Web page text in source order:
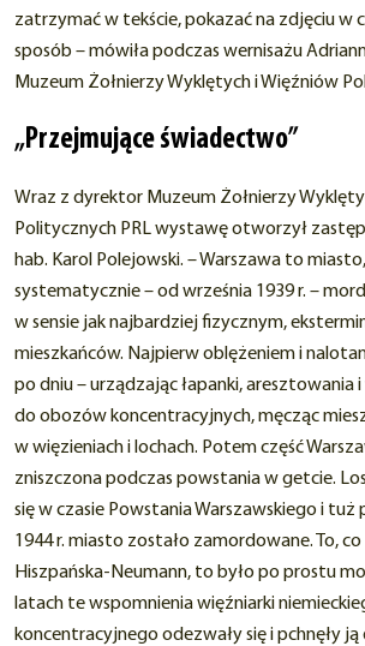
zatrzymać w tekście, pokazać na zdjęciu w
sposób – mówiła podczas wernisażu
Muzeum Żołnierzy Wyklętych i Więźniów
„Przejmujące świadectwo”
Wraz z dyrektor Muzeum Żołnierzy
Politycznych PRL wystawę otworzył
hab. Karol Polejowski. – Warszawa to
systematycznie – od września 1939 r. –
w sensie jak najbardziej fizycznym,
mieszkańców. Najpierw oblężeniem i
po dniu – urządzając łapanki, aresztowania
do obozów koncentracyjnych, męcząc
w więzieniach i lochach. Potem część
zniszczona podczas powstania w getcie.
się w czasie Powstania Warszawskiego i tuż
1944 r. miasto zostało zamordowane. To,
Hiszpańska-Neumann, to było po prostu
latach te wspomnienia więźniarki
koncentracyjnego odezwały się i pchnęły